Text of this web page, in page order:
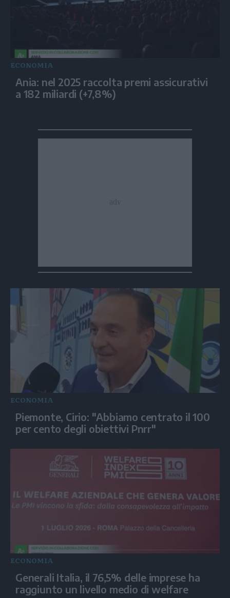
ECONOMIA
Ania: nel 2025 raccolta premi assicurativi
a 182 miliardi (+7,8%)
ECONOMIA
Piemonte, Cirio: "Abbiamo centrato il 100
per cento degli obiettivi Pnrr"
ECONOMIA
Generali Italia, il 76,5% delle imprese ha
raggiunto un livello medio di welfare